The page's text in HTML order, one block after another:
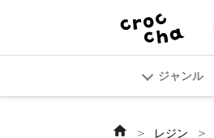
ジャンル
＞ レジン ＞